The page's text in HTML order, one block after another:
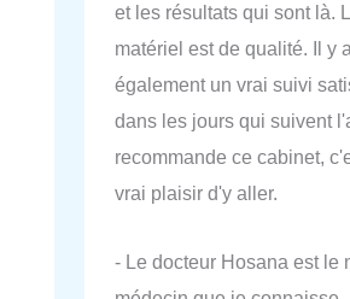
et les résultats qui sont là.
matériel est de qualité. Il y a
également un vrai suivi
dans les jours qui suivent
recommande ce cabinet,
vrai plaisir d'y aller.
- Le docteur Hosana est le